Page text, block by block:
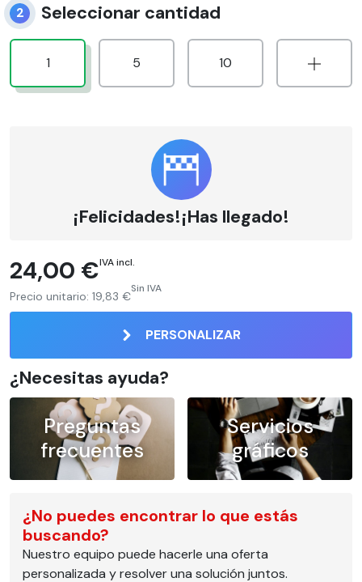
2 Seleccionar cantidad
1 5 10
¡Felicidades!¡Has llegado!
24,00 €IVA incl.
Precio unitario: 19,83 €
Sin IVA
PERSONALIZAR
¿Necesitas ayuda?
Preguntas
frecuentes
Servicios
gráficos
¿No puedes encontrar lo que estás
buscando?
Nuestro equipo puede hacerle una oferta
personalizada y resolver una solución juntos.